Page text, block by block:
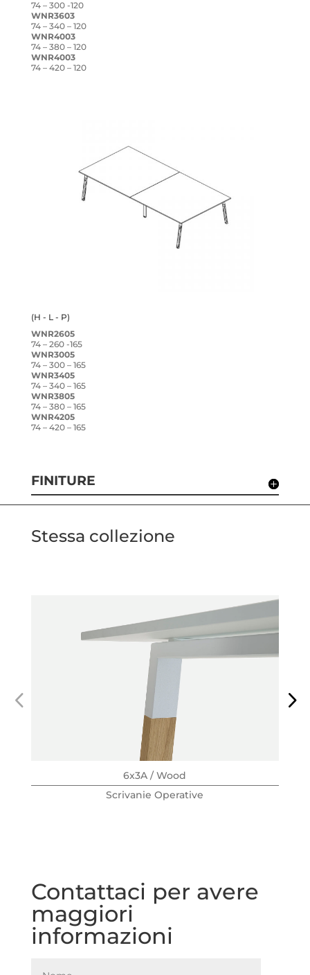
74 – 300 -120
WNR3603
74 – 340 – 120
WNR4003
74 – 380 – 120
WNR4003
74 – 420 – 120
(H - L - P)
WNR2605
74 – 260 -165
WNR3005
74 – 300 – 165
WNR3405
74 – 340 – 165
WNR3805
74 – 380 – 165
WNR4205
74 – 420 – 165
FINITURE
Stessa collezione
6x3A / Wood
Scrivanie Operative
Contattaci per avere
maggiori
informazioni